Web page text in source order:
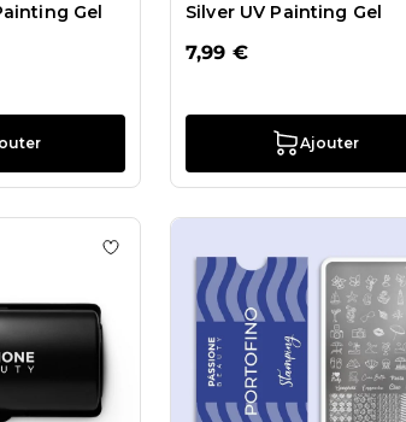
Gel Silver UV Painting Gel
7,99 €
Ajouter
Black UV Painting Gel
Ajouter à la liste de souhaits